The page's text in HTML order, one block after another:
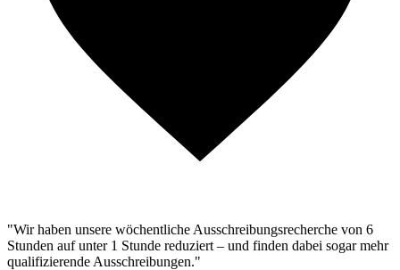
"Wir haben unsere wöchentliche Ausschreibungsrecherche von 6
Stunden auf unter 1 Stunde reduziert – und finden dabei sogar mehr
qualifizierende Ausschreibungen."